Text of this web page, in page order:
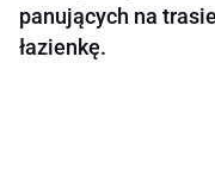
panujących na
łazienkę.